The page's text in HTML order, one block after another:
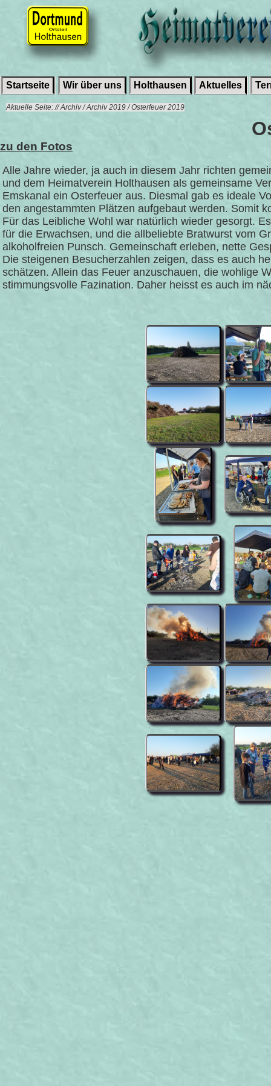
Startseite Wir über uns Holthausen Aktuelles
Aktuelle Seite: // Archiv / Archiv 2019 / Osterfeuer 2019
zu den Fotos
Alle Jahre wieder, ja auch in diesem Jahr richten
und dem Heimatverein Holthausen als gemeinsame
Emskanal ein Osterfeuer aus. Diesmal gab es ideale
den angestammten Plätzen aufgebaut werden. Somit
Für das Leibliche Wohl war natürlich wieder gesorgt.
für die Erwachsen, und die allbeliebte Bratwurst vom
alkoholfreien Punsch. Gemeinschaft erleben, nette
Die steigenen Besucherzahlen zeigen, dass es auch
schätzen. Allein das Feuer anzuschauen, die wohlige
stimmungsvolle Fazination. Daher heisst es auch im